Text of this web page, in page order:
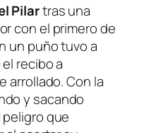
Pilartras una
con el primero de
un puño tuvo a
recibo a
arrollado. Con la
y sacando
que